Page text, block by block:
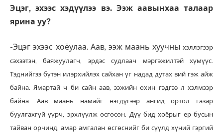
Эцэг, эхээс хэдүүлээ вэ. Ээж аавынхаа талаар
ярина уу?
-Эцэг эхээс хоёулаа. Аав, ээж маань хуучны хэллэгээр
сэхээтэн, баяжуулагч, эрдэс судлаач мэргэжилтэй хүмүүс.
Тэднийгээ бүтэн илэрхийлэх сайхан үг надад дутах вий гэж айж
байна. Ямартай ч би сайн аав, ээжийн охин гэдгээ л хэлмээр
байна. Аав маань намайг нэгдүгээр ангид ортол газар
буулгахгүй үүрч, эрхлүүлж өсгөсөн. Дүү бид хоёрыг ер бусын
тайван орчинд, амар амгалан өсгөснийг би сүүлд хүний гэргий